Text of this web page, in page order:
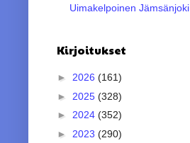
Uimakelpoinen Jämsänjoki
Kirjoitukset
► 2026 (161)
► 2025 (328)
► 2024 (352)
► 2023 (290)